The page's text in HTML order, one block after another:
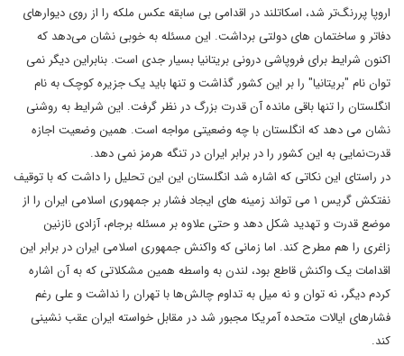
اروپا پررنگ‌تر شد، اسکاتلند در اقدامی بی سابقه عکس ملکه را از روی دیوارهای
دفاتر و ساختمان های دولتی برداشت. این مسئله به خوبی نشان می‌دهد که
اکنون شرایط برای فروپاشی درونی بریتانیا بسیار جدی است. بنابراین دیگر نمی
توان نام "بریتانیا" را بر این کشور گذاشت و تنها باید یک جزیره کوچک به نام
انگلستان را تنها باقی مانده آن قدرت بزرگ در نظر گرفت. این شرایط به روشنی
نشان می دهد که انگلستان با چه وضعیتی مواجه است. همین وضعیت اجازه
قدرت‌نمایی به این کشور را در برابر ایران در تنگه هرمز نمی دهد.
در راستای این نکاتی که اشاره شد انگلستان این این تحلیل را داشت که با توقیف
نفتکش گریس ۱ می تواند زمینه های ایجاد فشار بر جمهوری اسلامی ایران را از
موضع قدرت و تهدید شکل دهد و حتی علاوه بر مسئله برجام، آزادی نازنین
زاغری را هم مطرح کند. اما زمانی که واکنش جمهوری اسلامی ایران در برابر این
اقدامات یک واکنش قاطع بود، لندن به واسطه همین مشکلاتی که به آن اشاره
کردم دیگر، نه توان و نه میل به تداوم چالش‌ها با تهران را نداشت و علی رغم
فشارهای ایالات متحده آمریکا مجبور شد در مقابل خواسته ایران عقب نشینی
کند.